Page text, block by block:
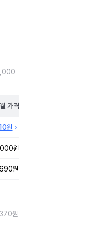
가격
원
원
원
원